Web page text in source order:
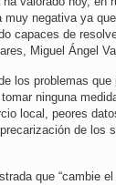
negativa ya
capaces de
Miguel Ángel
los problemas
ninguna
local, peores
de los
que “cambie